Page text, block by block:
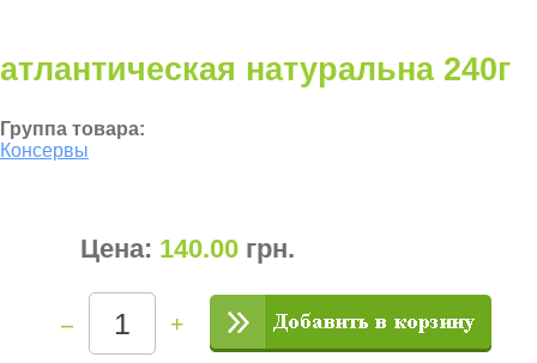
атлантическая натуральна 240г
Группа товара:
Консервы
Цена: 140.00 грн.
– +